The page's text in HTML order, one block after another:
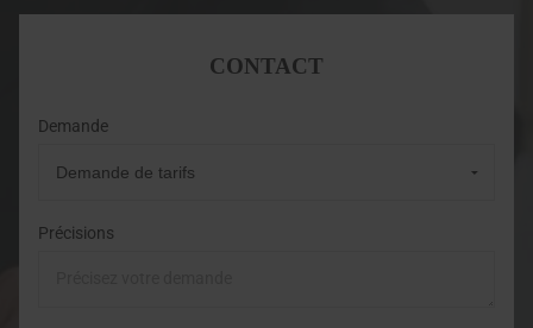
CONTACT
Demande
Précisions